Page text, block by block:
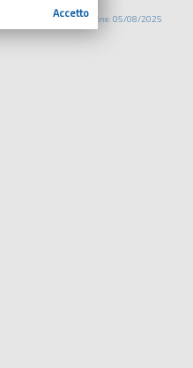
Pubblicazione: 05/08/2025
Accetto